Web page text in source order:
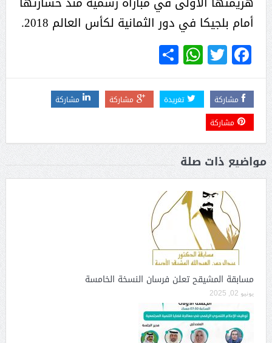
أمام بلجيكا في دور الثمانية لكأس العالم 2018.
Facebook
Twitter
WhatsApp
Share
مشاركة تغريدة مشاركة
مشاركة
مشاركة
مواضيع ذات صلة
مسابقة المشيقح تعلن فرسان النسخة الخامسة
يونيو 02, 2025